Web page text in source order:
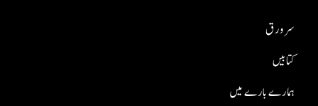
ہمارے بارے میں
کتابیں
سر ورق